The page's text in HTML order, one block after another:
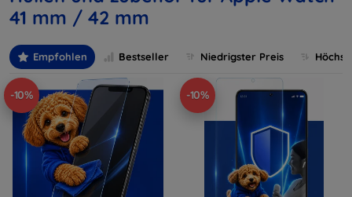
41 mm / 42 mm
Empfohlen Bestseller Niedrigster Preis
-10% -10%